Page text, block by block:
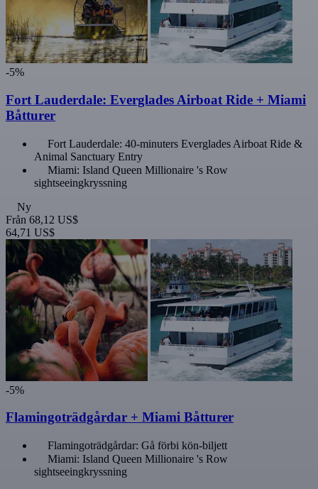
-5%
Fort Lauderdale: Everglades Airboat Ride + Miami
Båtturer
Fort Lauderdale: 40-minuters Everglades Airboat Ride &
Animal Sanctuary Entry
Miami: Island Queen Millionaire 's Row
sightseeingkryssning
Ny
Från 68,12 US$
64,71 US$
-5%
Flamingoträdgårdar + Miami Båtturer
Flamingoträdgårdar: Gå förbi kön-biljett
Miami: Island Queen Millionaire 's Row
sightseeingkryssning